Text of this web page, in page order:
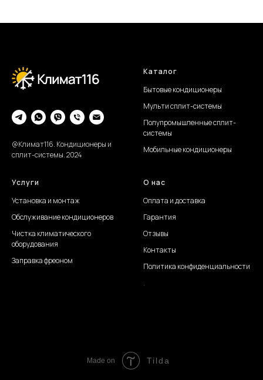
@Климат116. Кондиционеры и
сплит-системы. 2024
Каталог
Бытовые кондиционеры
Мульти сплит-системы
Полупромышленные сплит-
системы
Мобильные кондиционеры
Услуги
Установка и монтаж
Обслуживаниекондиционеров
Чистка климатического
оборудования
Заправка фреоном
О нас
Оплата и доставка
Гарантия
Отзывы
Контакты
Политика конфиденциальности
.
Made on Tilda